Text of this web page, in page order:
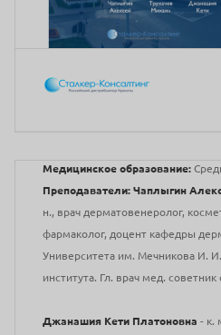
Медицинское образование:
Преподаватели: Чаплыгин
н., врач дерматовенеролог,
фармаколог, доцент кафедры
Университета им. Мечникова И.
института. Гл. врач мед.
Джанашия Кети Платоновна - к.